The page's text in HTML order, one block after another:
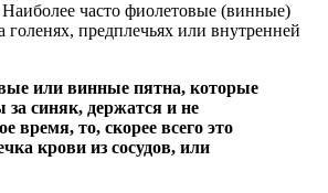
часто фиолетовые (винные)
голенях, предплечьях или внутренней
или винные пятна, которые
синяк, держатся и не
время, то, скорее всего это
крови из сосудов, или